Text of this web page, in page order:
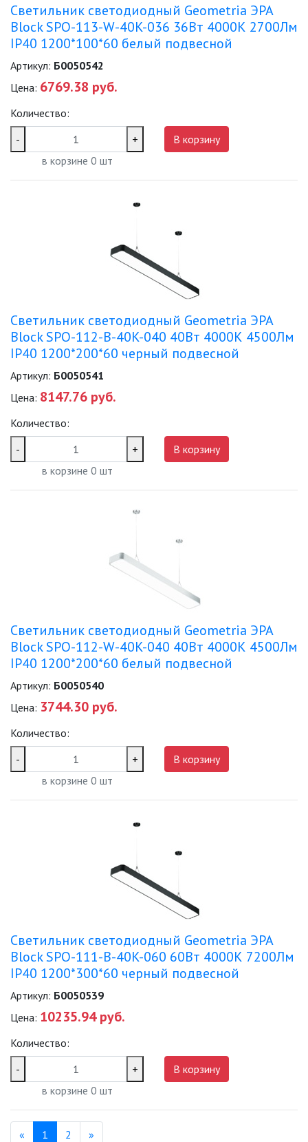
Светильник светодиодный Geometria ЭРА
Block SPO-113-W-40K-036 36Вт 4000К 2700Лм
IP40 1200*100*60 белый подвесной
Артикул: Б0050542
Цена: 6769.38 руб.
Количество:
-
+
в корзине 0 шт
В корзину
Светильник светодиодный Geometria ЭРА
Block SPO-112-B-40K-040 40Вт 4000К 4500Лм
IP40 1200*200*60 черный подвесной
Артикул: Б0050541
Цена: 8147.76 руб.
Количество:
-
+
в корзине 0 шт
В корзину
Светильник светодиодный Geometria ЭРА
Block SPO-112-W-40K-040 40Вт 4000К 4500Лм
IP40 1200*200*60 белый подвесной
Артикул: Б0050540
Цена: 3744.30 руб.
Количество:
-
+
в корзине 0 шт
В корзину
Светильник светодиодный Geometria ЭРА
Block SPO-111-B-40K-060 60Вт 4000К 7200Лм
IP40 1200*300*60 черный подвесной
Артикул: Б0050539
Цена: 10235.94 руб.
Количество:
-
+
в корзине 0 шт
В корзину
« Назад
1 (текущая)
2 »